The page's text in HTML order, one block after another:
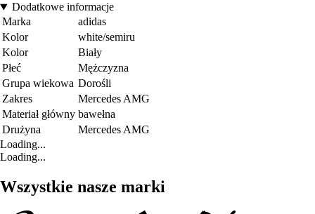
Dodatkowe informacje
Marka
adidas
Kolor
white/semiru
Kolor
Biały
Płeć
Mężczyzna
Grupa wiekowa Dorośli
Zakres
Mercedes AMG
Materiał główny bawełna
Drużyna
Mercedes AMG
Loading...
Loading...
Wszystkie nasze marki